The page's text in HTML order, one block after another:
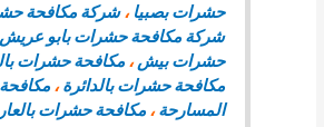
حشرات بصبيا ،شركة مكافحة
شركة مكافحة حشرات بابو عريش
حشرات بيش،مكافحة حشرات
مكافحة حشرات بالدائرة،
المسارحة،مكافحة حشرات